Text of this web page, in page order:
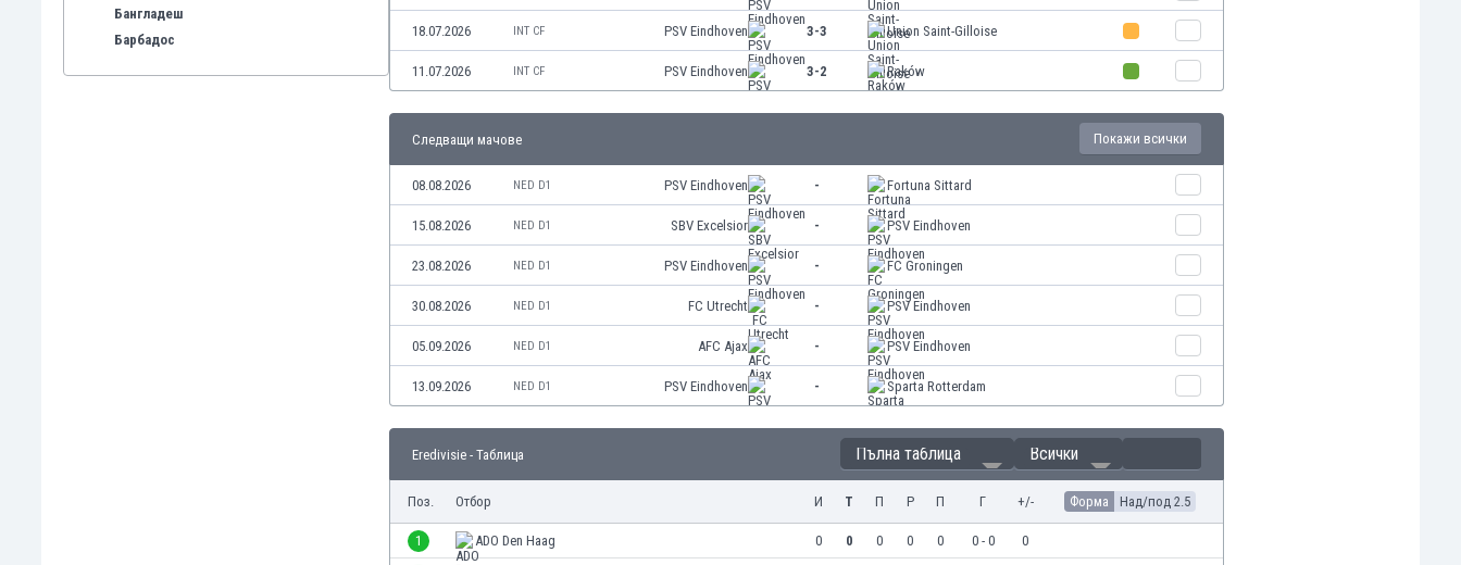
Бангладеш
Барбадос
18.07.2026 INT CF PSV Eindhoven 3-3 Union Saint-Gilloise
11.07.2026 INT CF PSV Eindhoven 3-2 Raków
Следващи мачове Покажи всички
08.08.2026 NED D1 PSV Eindhoven - Fortuna Sittard
15.08.2026 NED D1 SBV Excelsior - PSV Eindhoven
23.08.2026 NED D1 PSV Eindhoven - FC Groningen
30.08.2026 NED D1 FC Utrecht - PSV Eindhoven
05.09.2026 NED D1 AFC Ajax - PSV Eindhoven
13.09.2026 NED D1 PSV Eindhoven - Sparta Rotterdam
Eredivisie - Таблица Пълна таблица Всички
Поз. Отбор И Т П Р П Г +/- Форма Над/под 2.5
1 ADO Den Haag 0 0 0 0 0 0 - 0 0